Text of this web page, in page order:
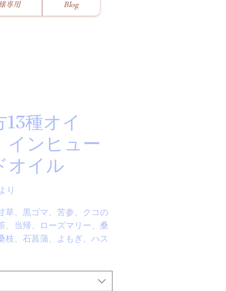
専用 Blog
13種オイ
ンヒュー
オイル
より
ル
価
草、黒ゴマ、苦参、クコの
、当帰、ローズマリー、桑
枝、石菖蒲、よもぎ、ハス
ヒューズドしたオイルで